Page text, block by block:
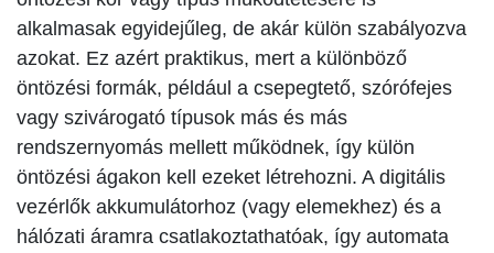
alkalmasak egyidejűleg, de akár külön szabályozva
azokat. Ez azért praktikus, mert a különböző
öntözési formák, például a csepegtető, szórófejes
vagy szivárogató típusok más és más
rendszernyomás mellett működnek, így külön
öntözési ágakon kell ezeket létrehozni. A digitális
vezérlők akkumulátorhoz (vagy elemekhez) és a
hálózati áramra csatlakoztathatóak, így automata